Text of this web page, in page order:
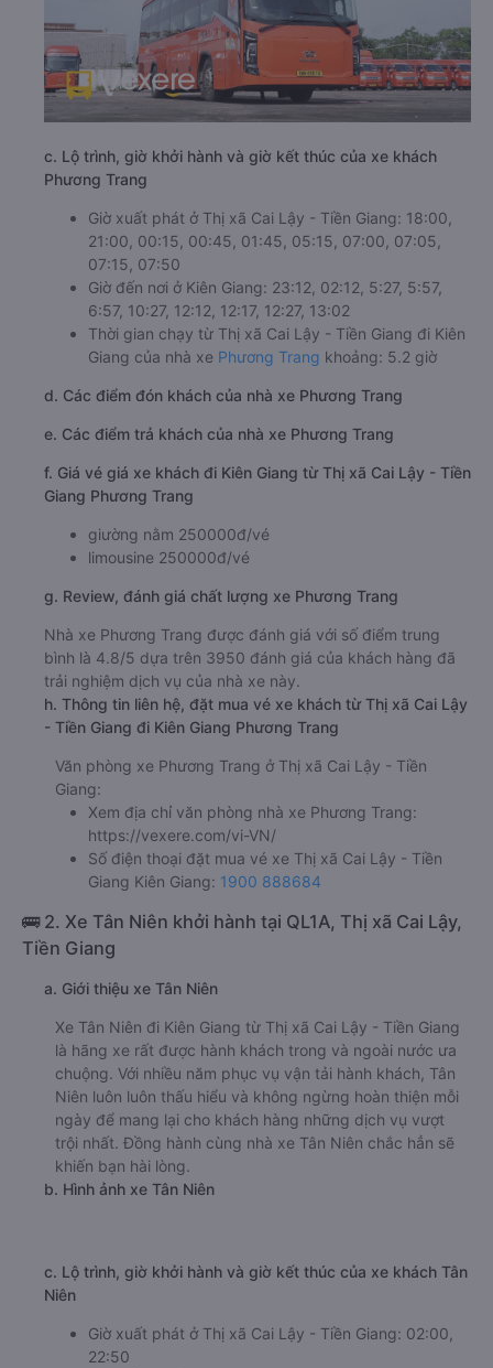
c. Lộ trình, giờ khởi hành và giờ kết thúc của xe khách
Phương Trang
Giờ xuất phát ở Thị xã Cai Lậy - Tiền Giang: 18:00,
21:00, 00:15, 00:45, 01:45, 05:15, 07:00, 07:05,
07:15, 07:50
Giờ đến nơi ở Kiên Giang: 23:12, 02:12, 5:27, 5:57,
6:57, 10:27, 12:12, 12:17, 12:27, 13:02
Thời gian chạy từ Thị xã Cai Lậy - Tiền Giang đi Kiên
Giang của nhà xe Phương Trang khoảng: 5.2 giờ
d. Các điểm đón khách của nhà xe Phương Trang
e. Các điểm trả khách của nhà xe Phương Trang
f. Giá vé giá xe khách đi Kiên Giang từ Thị xã Cai Lậy - Tiền
Giang Phương Trang
giường nằm 250000đ/vé
limousine 250000đ/vé
g. Review, đánh giá chất lượng xe Phương Trang
Nhà xe Phương Trang được đánh giá với số điểm trung
bình là 4.8/5 dựa trên 3950 đánh giá của khách hàng đã
trải nghiệm dịch vụ của nhà xe này.
h. Thông tin liên hệ, đặt mua vé xe khách từ Thị xã Cai Lậy
- Tiền Giang đi Kiên Giang Phương Trang
Văn phòng xe Phương Trang ở Thị xã Cai Lậy - Tiền
Giang:
Xem địa chỉ văn phòng nhà xe Phương Trang:
https://vexere.com/vi-VN/
Số điện thoại đặt mua vé xe Thị xã Cai Lậy - Tiền
Giang Kiên Giang: 1900 888684
🚌 2. Xe Tân Niên khởi hành tại QL1A, Thị xã Cai Lậy,
Tiền Giang
a. Giới thiệu xe Tân Niên
Xe Tân Niên đi Kiên Giang từ Thị xã Cai Lậy - Tiền Giang
là hãng xe rất được hành khách trong và ngoài nước ưa
chuộng. Với nhiều năm phục vụ vận tải hành khách, Tân
Niên luôn luôn thấu hiểu và không ngừng hoàn thiện mỗi
ngày để mang lại cho khách hàng những dịch vụ vượt
trội nhất. Đồng hành cùng nhà xe Tân Niên chắc hẳn sẽ
khiến bạn hài lòng.
b. Hình ảnh xe Tân Niên
c. Lộ trình, giờ khởi hành và giờ kết thúc của xe khách Tân
Niên
Giờ xuất phát ở Thị xã Cai Lậy - Tiền Giang: 02:00,
22:50